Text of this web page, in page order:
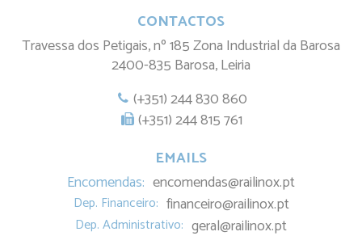
CONTACTOS
Travessa dos Petigais, nº 185 Zona Industrial da Barosa
2400-835 Barosa, Leiria
(+351) 244 830 860
(+351) 244 815 761
EMAILS
Encomendas: encomendas@railinox.pt
Dep. Financeiro: financeiro@railinox.pt
Dep. Administrativo: geral@railinox.pt